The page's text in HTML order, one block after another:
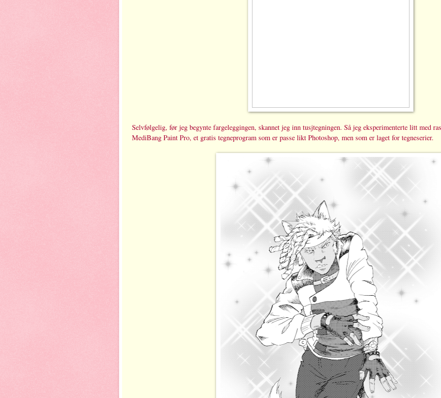
Selvfølgelig, før jeg begynte fargeleggingen, skannet jeg inn tusjtegningen. Så jeg eksperimenterte litt med
MediBang Paint Pro, et gratis tegneprogram som er passe likt Photoshop, men som er laget for tegneserier.